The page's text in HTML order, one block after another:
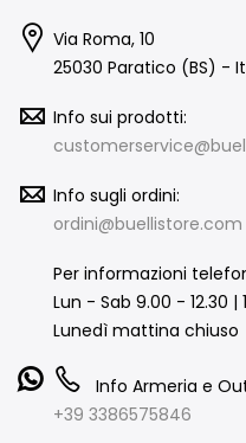
Via Roma, 10
25030 Paratico (BS) -
Info sui prodotti:
Info sugli ordini:
ordini@buellistore.com
Per informazioni
Lun - Sab 9.00 - 12.30 |
Lunedì mattina chiuso
Info Armeria e
+39 3386575846